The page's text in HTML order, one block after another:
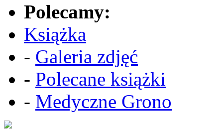
Polecamy:
Książka
- Galeria zdjęć
- Polecane książki
- Medyczne Grono